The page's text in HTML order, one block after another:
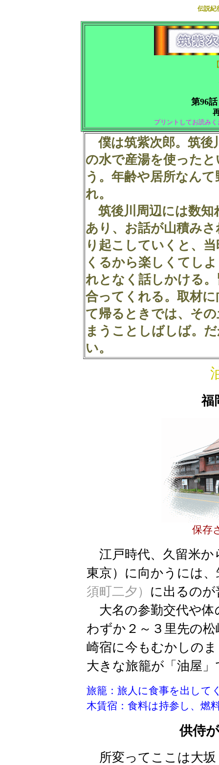
伝説紀
第96
プリントしてお読み
僕は筑紫次郎。筑後
の水で産湯を使った
う。年齢や居所なん
れ。
筑後川周辺には数知
あり、お話が山積み
り起こしていくと、
くるから楽しくてし
れとなく話しかける
合ってくれる。取材
て帰るときでは、そ
まうことしばしば。
い。
福
保存
江戸時代、久留米か
東京）に向かうには
須町二夕） に出るの
大名の参勤交代や体
わずか２～３里先の
崎宿に今もむかしの
大きな旅籠が「油屋
旅籠：旅人に食事を出して
木賃宿：食料は持参し、燃
供侍
所変ってここは大坂